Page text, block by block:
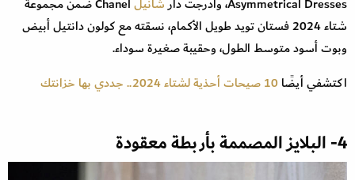
شتاء 2024 فستان تويد طويل الأكمام، نسقته مع كولون دانتيل أبيض
وبوت أسود متوسط الطول، وحقيبة صغيرة سوداء.
اكتشفي أيضًا 10 صيحات أحذية لشتاء 2024.. جددي بها خزانتك
4- البلايز المصممة بأربطة معقودة